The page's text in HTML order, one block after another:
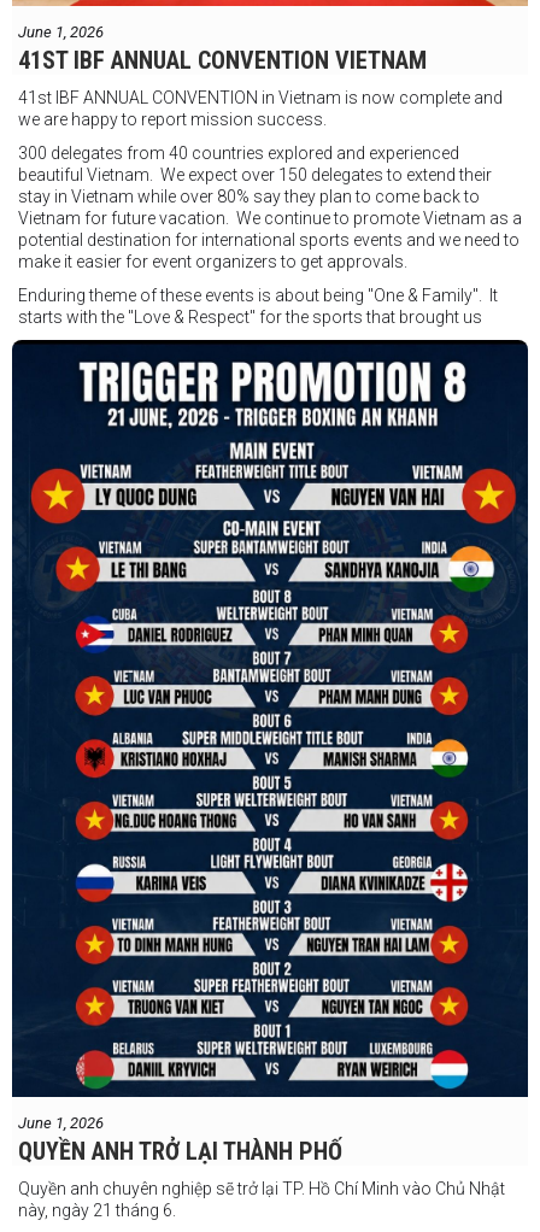
Thông tin sự kiện:
Ngày: 18 tháng 7
Địa điểm: Mantra on View, Surfers Paradise, Queensland, Úc
June 1, 2026
41ST IBF ANNUAL CONVENTION VIETNAM
41st IBF ANNUAL CONVENTION in Vietnam is now complete and
we are happy to report mission success.
300 delegates from 40 countries explored and experienced
beautiful Vietnam. We expect over 150 delegates to extend their
stay in Vietnam while over 80% say they plan to come back to
Vietnam for future vacation. We continue to promote Vietnam as a
potential destination for international sports events and we need to
make it easier for event organizers to get approvals.
Enduring theme of these events is about being "One & Family". It
starts with the "Love & Respect" for the sports that brought us
together. To help each other get better, to share experiences, and
remembering that it is all about protecting the safety of the boxers
in and out of the ring. It is not about power over them but rather
power to serve, guide, advice, and respect the path they chose. We
strive to make it a little smoother and safer.
VBO is pleased to welcome
Vietnam Boxing Federation - VBF
to join the convention in the organizing committee. We are joining
hands to restart professional boxing in Vietnam. Stay stuned.
We will release more photos once IBF has had the chance to
review them and release it officially.
#ibfconvention
#grandhotram
#professionalboxing
#41stibfconvention
June 1, 2026
QUYỀN ANH TRỞ LẠI THÀNH PHỐ
Quyền anh chuyên nghiệp sẽ trở lại TP. Hồ Chí Minh vào Chủ Nhật
này, ngày 21 tháng 6.